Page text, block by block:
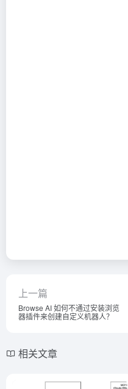
上一篇
Browse AI 如何不通过安装浏览
器插件来创建自定义机器人？
相关文章